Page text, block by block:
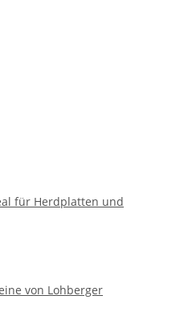
für Herdplatten und